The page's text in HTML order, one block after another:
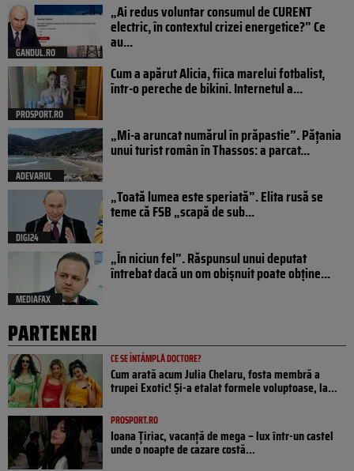
GANDUL.RO
„Ai redus voluntar consumul de CURENT
electric, în contextul crizei energetice?” Ce
au...
PROSPORT.RO
Cum a apărut Alicia, fiica marelui fotbalist,
într-o pereche de bikini. Internetul a...
ADEVARUL
„Mi-a aruncat numărul în prăpastie”. Pățania
unui turist român în Thassos: a parcat...
DIGI24
„Toată lumea este speriată”. Elita rusă se
teme că FSB „scapă de sub...
MEDIAFAX
„În niciun fel”. Răspunsul unui deputat
întrebat dacă un om obișnuit poate obține...
PARTENERI
CE SE ÎNTÂMPLĂ DOCTORE?
Cum arată acum Julia Chelaru, fosta membră a
trupei Exotic! Și-a etalat formele voluptoase, la...
PROSPORT.RO
Ioana Țiriac, vacanță de mega – lux într-un castel
unde o noapte de cazare costă...